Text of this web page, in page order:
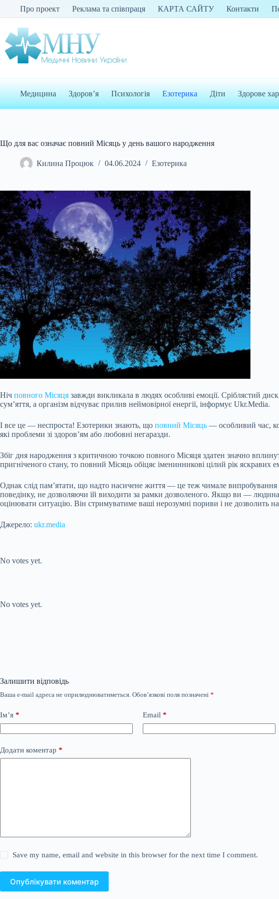
Про проект Реклама та співпраця КАРТА САЙТУ Контакти
Медицина Здоров’я Психологія Езотерика Діти Здорове
Що для вас означає повний Місяць у день вашого народження
Килина Процюк 04.06.2024 Езотерика
Ніч повного Місяця завжди викликала в людях особливі емоції. Сріблястий
сум’яття, а організм відчуває прилив неймовірної енергії, інформує Ukr.Media.
І все це — неспроста! Езотерики знають, що повний Місяць — особливий час,
які проблеми зі здоров’ям або любовні негаразди.
Збіг дня народження з критичною точкою повного Місяця здатен значно
пригніченого стану, то повний Місяць обіцяє іменинникові цілий рік
Однак слід пам’ятати, що надто насичене життя — це теж чимале випробування
поведінку, не дозволяючи їй виходити за рамки дозволеного. Якщо ви —
оцінювати ситуацію. Він стримуватиме ваші нерозумні пориви і не дозволить
Джерело: ukr.media
No votes yet.
No votes yet.
Залишити відповідь
Ваша e-mail адреса не оприлюднюватиметься. Обов’язкові поля позначені *
Ім’я * Email *
Додати коментар *
Save my name, email and website in this browser for the next time I comment.
Опублікувати коментар